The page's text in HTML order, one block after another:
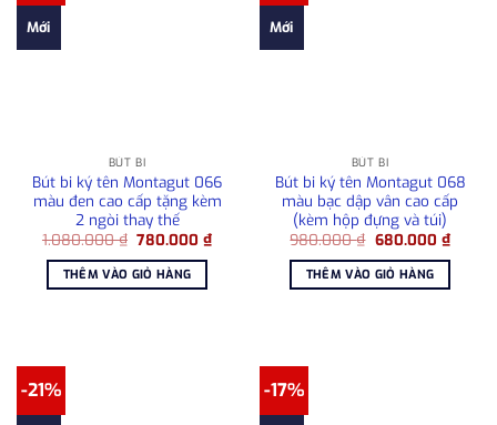
Mới
BÚT BI
Bút bi ký tên Montagut 066
màu đen cao cấp tặng kèm
2 ngòi thay thế
1.080.000₫ Giá
là:
1.080.000 ₫.
780.000₫Giá
hiện
THÊM VÀO GIỎ HÀNG
Mới
BÚT BI
Bút bi ký tên Montagut 068
màu bạc dập vân cao cấp
(kèm hộp đựng và túi)
980.000₫ Giá
là:
980.000 ₫.
680.000 ₫Giá
hiện
THÊM VÀO GIỎ HÀNG
-21% -17%